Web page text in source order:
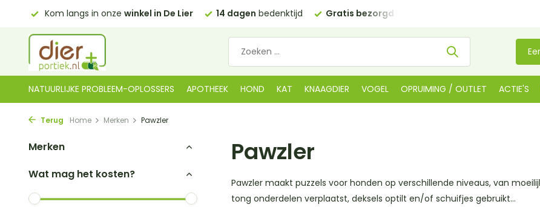
14 dagenbedenktijd Gratis bezorgd in NLvanaf €35 (BE €80,00) Kom langs in onze
NATUURLIJKE PROBLEEM-OPLOSSERS APOTHEEK HOND KAT KNAAGDIER VOGEL OPRUIMING / OUTLET ACTIE'S
Terug Home Merken Pawzler
Merken
Wat mag het kosten?
Pawzler
Pawzler maakt puzzels voor honden op verschillende niveaus, van
tong onderdelen verplaatst, deksels optilt en/of schuifjes gebruikt...